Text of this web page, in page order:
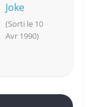
Joke
(Sorti le 10
Avr 1990)